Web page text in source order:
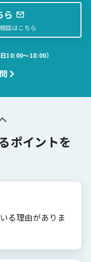
ら
談はこちら
日10:00〜18:00）
ポイントを
る理由がありま